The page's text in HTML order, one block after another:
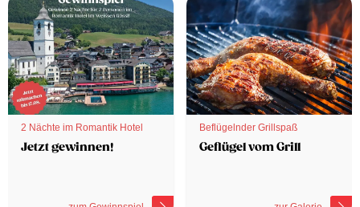
2 Nächte im Romantik Hotel
Jetzt gewinnen!
Beflügelnder Grillspaß
Geflügel vom Grill